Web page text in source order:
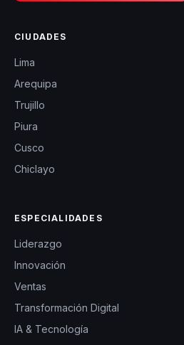
CIUDADES
Lima
Arequipa
Trujillo
Piura
Cusco
Chiclayo
ESPECIALIDADES
Liderazgo
Innovación
Ventas
Transformación Digital
IA & Tecnología